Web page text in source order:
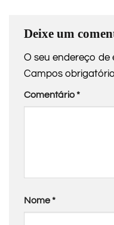
Deixe um
O seu endereço de
Campos
Comentário*
Nome*